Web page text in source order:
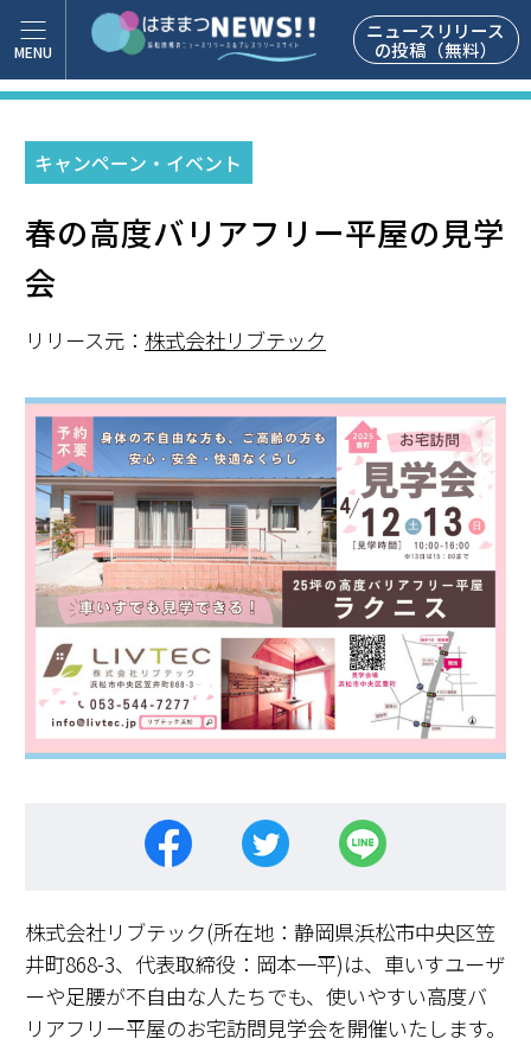
ニュースリリース
の投稿（無料）
キャンペーン・イベント
春の高度バリアフリー平屋の見学
会
リリース元： 株式会社リブテック
株式会社リブテック(所在地：静岡県浜松市中央区笠
井町868-3、代表取締役：岡本一平)は、車いすユーザ
ーや足腰が不自由な人たちでも、使いやすい高度バ
リアフリー平屋のお宅訪問見学会を開催いたします。